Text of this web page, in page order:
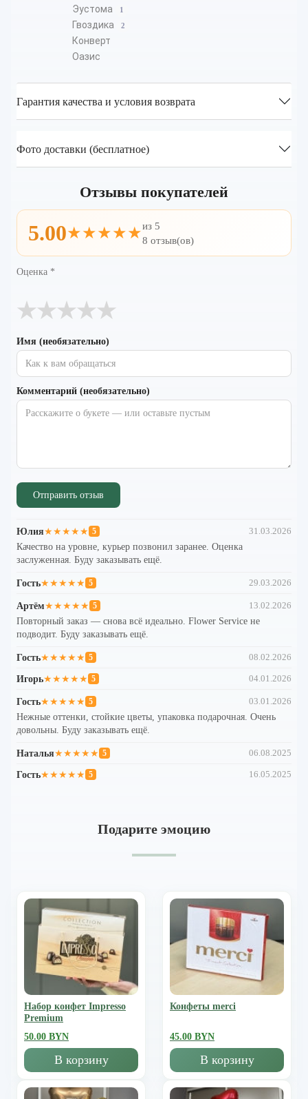
Эустома 1
Гвоздика 2
Конверт
Оазис
Гарантия качества и условия возврата
Фото доставки (бесплатное)
Отзывы покупателей
5.00★★★★★из 5
8 отзыв(ов)
Оценка *
★
★
★
★
★
Имя (необязательно)
Комментарий (необязательно)
Отправить отзыв
Юлия★★★★★ 5 31.03.2026
Качество на уровне, курьер позвонил заранее. Оценка
заслуженная. Буду заказывать ещё.
Гость★★★★★ 5 29.03.2026
Артём★★★★★ 5 13.02.2026
Повторный заказ — снова всё идеально. Flower Service не
подводит. Буду заказывать ещё.
Гость★★★★★ 5 08.02.2026
Игорь★★★★★ 5 04.01.2026
Гость★★★★★ 5 03.01.2026
Нежные оттенки, стойкие цветы, упаковка подарочная. Очень
довольны. Буду заказывать ещё.
Наталья★★★★★ 5 06.08.2025
Гость★★★★★ 5 16.05.2025
Подарите эмоцию
Набор конфет Impresso
Premium
50.00 BYN
В корзину
Конфеты merci
45.00 BYN
В корзину